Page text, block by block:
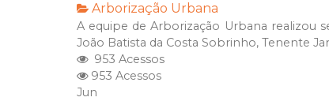
Arborização Urbana
A equipe de Arborização Urbana realizou
João Batista da Costa Sobrinho, Tenente
953 Acessos
953 Acessos
Jun